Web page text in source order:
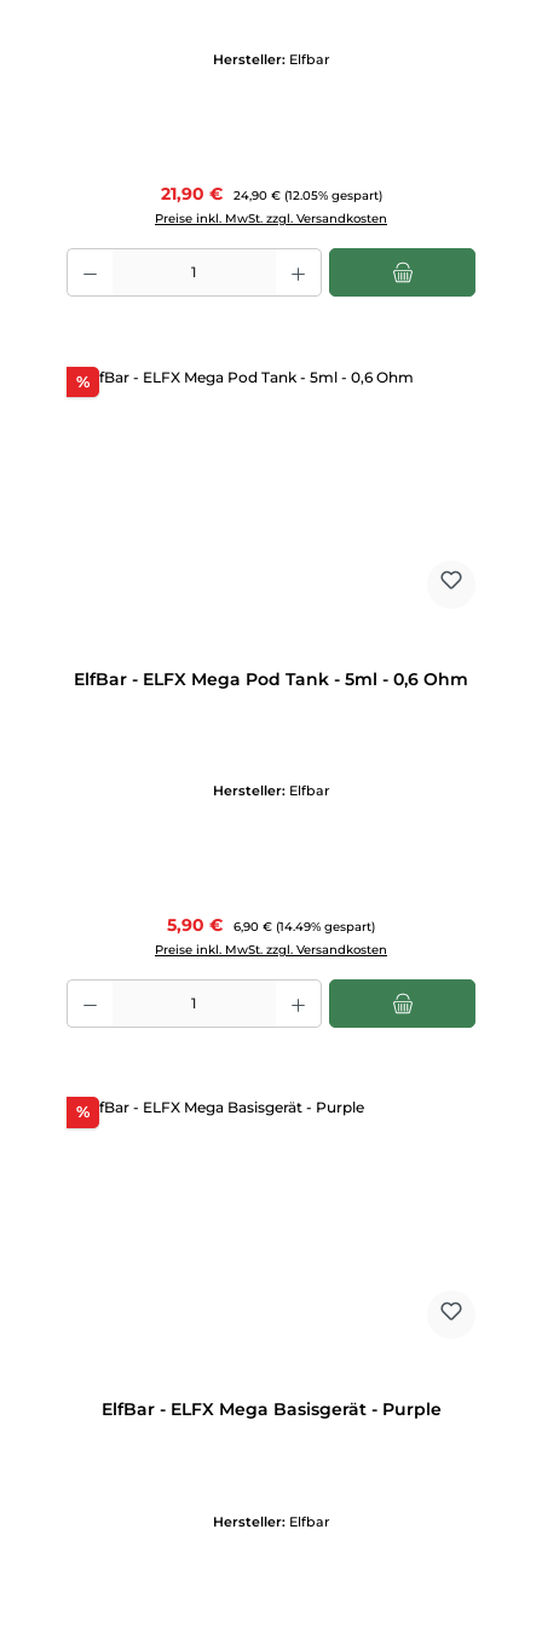
Hersteller: Elfbar
Verkaufspreis:
21,90 € Regulärer Preis:
24,90 € (12.05% gespart)
Preise inkl. MwSt. zzgl. Versandkosten
Produkt Anzahl: Gib den gewünschten Wert ein oder benutze die
%Rabatt
ElfBar - ELFX Mega Pod Tank - 5ml - 0,6 Ohm
Hersteller: Elfbar
Verkaufspreis:
5,90 € Regulärer Preis:
6,90 € (14.49% gespart)
Preise inkl. MwSt. zzgl. Versandkosten
Produkt Anzahl: Gib den gewünschten Wert ein oder benutze die
%Rabatt
ElfBar - ELFX Mega Basisgerät - Purple
Hersteller: Elfbar